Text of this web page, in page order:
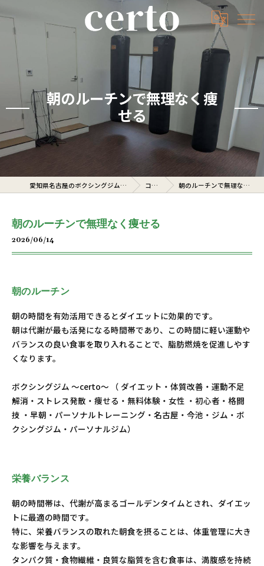
朝のルーチンで無理なく痩
せる
愛知県名古屋のボクシングジムならcerto コラム 朝のルーチンで無理なく痩せる
朝のルーチンで無理なく痩せる
2026/06/14
朝のルーチン
朝の時間を有効活用できるとダイエットに効果的です。
朝は代謝が最も活発になる時間帯であり、この時間に軽い運動や
バランスの良い食事を取り入れることで、脂肪燃焼を促進しやす
くなります。
ボクシングジム ～certo～ （ ダイエット・体質改善・運動不足
解消・ストレス発散・痩せる・無料体験・女性 ・初心者・格闘
技 ・早朝・パーソナルトレーニング・名古屋・今池・ジム・ボ
クシングジム・パーソナルジム）
栄養バランス
朝の時間帯は、代謝が高まるゴールデンタイムとされ、ダイエッ
トに最適の時間です。
特に、栄養バランスの取れた朝食を摂ることは、体重管理に大き
な影響を与えます。
タンパク質・食物繊維・良質な脂質を含む食事は、満腹感を持続